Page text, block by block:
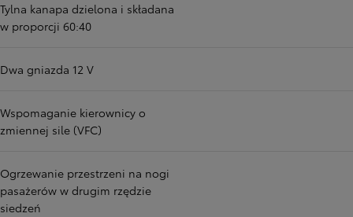
Tylna kanapa dzielona i składana
w proporcji 60:40
Dwa gniazda 12 V
Wspomaganie kierownicy o
zmiennej sile (VFC)
Ogrzewanie przestrzeni na nogi
pasażerów w drugim rzędzie
siedzeń